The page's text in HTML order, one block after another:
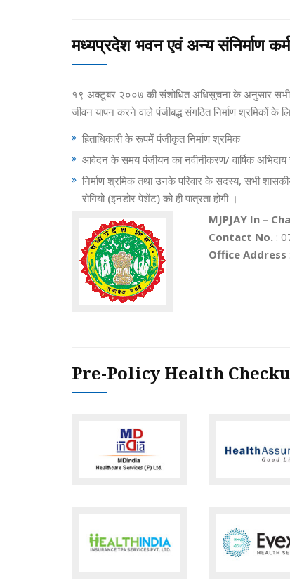
मध्यप्रदेश भवन एवं अन्य संनिर्माण
१९ अक्टूबर २००७ की संशोधित अधिसूचना के अनुसार सभी
जीवन यापन करने वाले पंजीबद्ध संगठित निर्माण श्रमिकों के
हिताधिकारी के रूपमें पंजीकृत निर्माण श्रमिक
आवेदन के समय पंजीयन का नवीनीकरण/ वार्षिक अभिदाय
निर्माण श्रमिक तथा उनके परिवार के सदस्य, सभी
रोगियो (इनडोर पेशेंट) को ही पात्रता होगी ।
MJPJAY In –
Contact No. :
Office Address
Pre-Policy Health